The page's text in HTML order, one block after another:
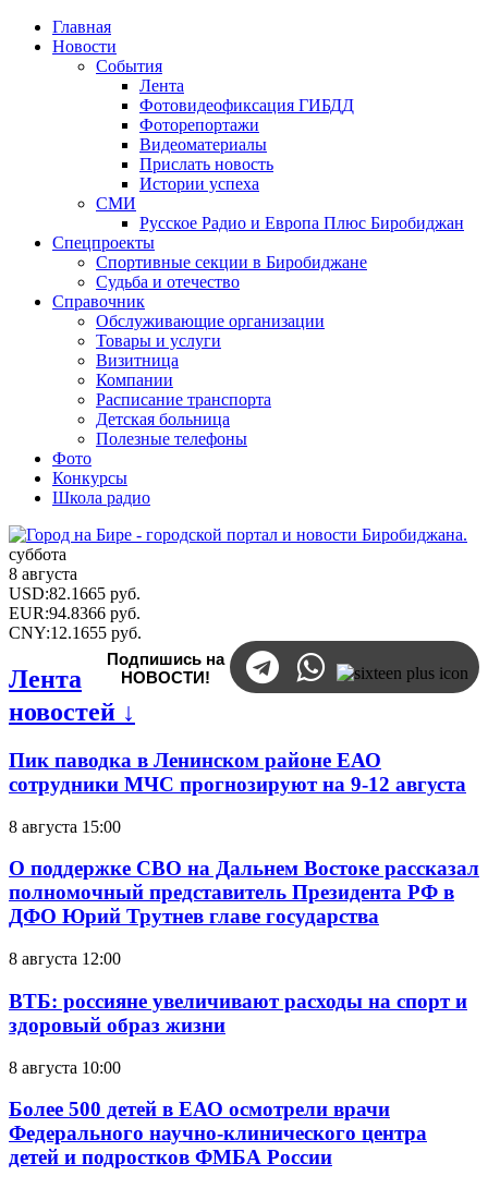
Главная
Новости
События
Лента
Фотовидеофиксация ГИБДД
Фоторепортажи
Видеоматериалы
Прислать новость
Истории успеха
СМИ
Русское Радио и Европа Плюс Биробиджан
Спецпроекты
Спортивные секции в Биробиджане
Судьба и отечество
Справочник
Обслуживающие организации
Товары и услуги
Визитница
Компании
Расписание транспорта
Детская больница
Полезные телефоны
Фото
Конкурсы
Школа радио
суббота
8 августа
USD:82.1665 руб.
EUR:94.8366 руб.
CNY:12.1655 руб.
Подпишись на
НОВОСТИ!
Лента
новостей ↓
Пик паводка в Ленинском районе ЕАО
сотрудники МЧС прогнозируют на 9-12 августа
8 августа 15:00
О поддержке СВО на Дальнем Востоке рассказал
полномочный представитель Президента РФ в
ДФО Юрий Трутнев главе государства
8 августа 12:00
ВТБ: россияне увеличивают расходы на спорт и
здоровый образ жизни
8 августа 10:00
Более 500 детей в ЕАО осмотрели врачи
Федерального научно-клинического центра
детей и подростков ФМБА России